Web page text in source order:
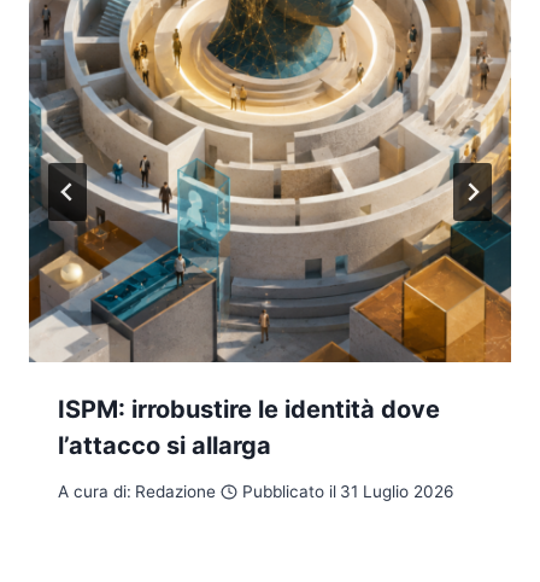
ISPM: irrobustire le identità dove
l’attacco si allarga
A cura di: Redazione Pubblicato il 31 Luglio 2026